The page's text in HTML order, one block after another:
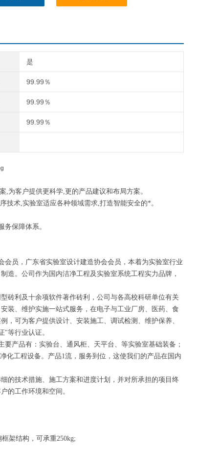
是
99.99％
99.99％
99.99％
为客户提供更科学,更的产品建议和布局方案。
技术,实验室适应各种领域需求,打造智能安全的*。
保障体系。
员，广东省实验室设计建造协会会员，本着为实验室行业
造。公司作为国内洁净工程及实验室系统工程实力品牌，
型砖利及十余项软件著作砖利，公司与各高校科研单位有关
装、维护实施一站式服务，在电子与工业厂房、医药、食
，可为客户提供设计、安装施工、调试检测、维护保养、
"等行业认证。
产品有：实验台、通风柜、天平台、等实验室基础装备；
化工程设备。产品1流，服务到位，这使我们的产品在国内
的技术措施、施工方案和进度计划，并对所承担的项目终
的工作环境和空间。
架结构，可承重250kg;